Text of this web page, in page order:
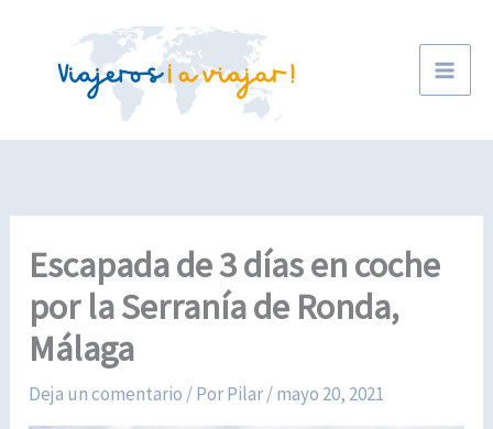
contenido
Escapada de 3 días en coche
por la Serranía de Ronda,
Málaga
Deja un comentario / PorPilar/mayo 20, 2021